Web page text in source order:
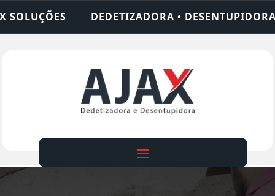
• DESENTUPIDORA • LIMPEZA DE FOSSA